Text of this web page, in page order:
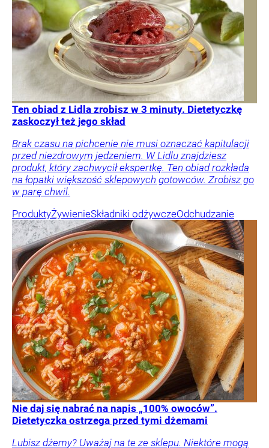
Ten obiad z Lidla zrobisz w 3 minuty. Dietetyczkę
zaskoczył też jego skład
Brak czasu na pichcenie nie musi oznaczać kapitulacji
przed niezdrowym jedzeniem. W Lidlu znajdziesz
produkt, który zachwycił ekspertkę. Ten obiad rozkłada
na łopatki większość sklepowych gotowców. Zrobisz go
w parę chwil.
ProduktyŻywienieSkładniki odżywczeOdchudzanie
Nie daj się nabrać na napis „100% owoców”.
Dietetyczka ostrzega przed tymi dżemami
Lubisz dżemy? Uważaj na te ze sklepu. Niektóre mogą